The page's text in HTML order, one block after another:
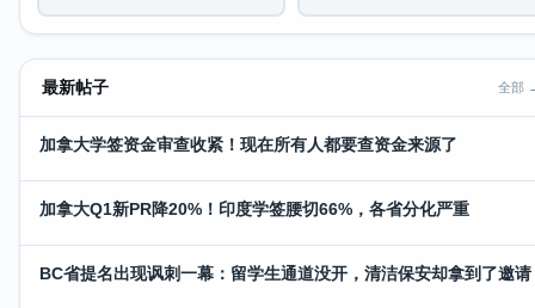
最新帖子 全部
加拿大学签资金审查收紧！现在所有人都要查资金来源了
加拿大Q1新PR降20%！印度学签腰切66%，各省分化严重
BC省提名出现讽刺一幕：留学生通道没开，清洁保安却拿到了邀请